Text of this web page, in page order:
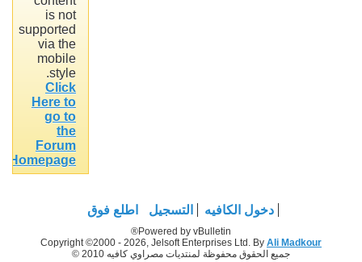
is not
supported
via the
mobile
style.
Click
Here to
go to
the
Forum
Homepage
دخول الكافيه التسجيل اطلع فوق
Powered by vBulletin®
Copyright ©2000 - 2026, Jelsoft Enterprises Ltd. By Ali Madkour
جميع الحقوق محفوظة لمنتديات مصراوي كافيه 2010 ©